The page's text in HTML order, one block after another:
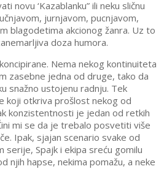
novu ‘Kazablanku” ili neku sličnu
jurnjavom, pucnjavom,
blagodetima akcionog žanra. Uz to
doza humora.
Nema nekog kontinuiteta
zasebne jedna od druge, tako da
snažno ustojenu radnju. Tek
koji otkriva prošlost nekog od
konzistentnosti je jedan od retkih
mi se da je trebalo posvetiti više
Ipak, sjajan scenario svake od
serije, Spajk i ekipa sreću gomilu
njih hapse, nekima pomažu, a neke